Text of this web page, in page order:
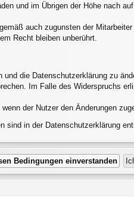
und im Übrigen der Höhe nach
auch zugunsten der
Recht bleiben unberührt.
die Datenschutzerklärung zu
Im Falle des Widerspruchs
der Nutzer den Änderungen
sind in der Datenschutzerklärung